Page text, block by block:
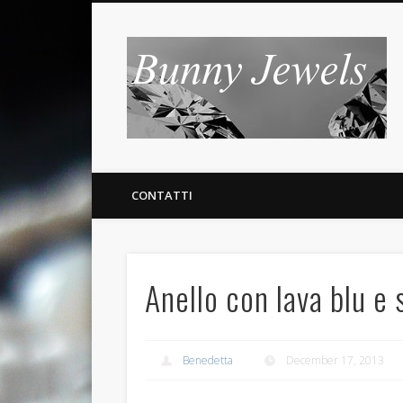
CONTATTI
Anello con lava blu
Benedetta December 17, 2013